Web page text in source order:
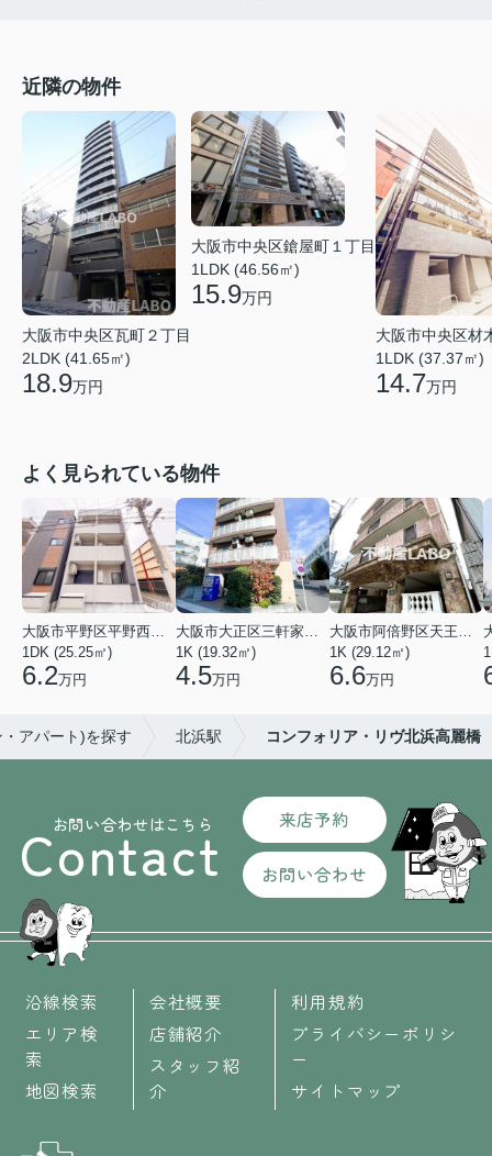
近隣の物件
大阪市中央区瓦町２丁目
2LDK (41.65㎡)
18.9万円
大阪市中央区鎗屋町１丁目
1LDK (46.56㎡)
15.9万円
大阪市中央区材
1LDK (37.37㎡)
14.7万円
よく見られている物件
大阪市平野区平野西３丁目
1DK (25.25㎡)
6.2万円
大阪市大正区三軒家東４丁目
1K (19.32㎡)
4.5万円
大阪市阿倍野区天王寺町南２丁目
1K (29.12㎡)
6.6万円
アパート)を探す 北浜駅 コンフォリア・リヴ北浜高麗橋
お問い合わせはこちら
Contact 来店予約
お問い合わせ
沿線検索
エリア検
索
地図検索
会社概要
店舗紹介
スタッフ紹
介
利用規約
プライバシーポリシ
ー
サイトマップ